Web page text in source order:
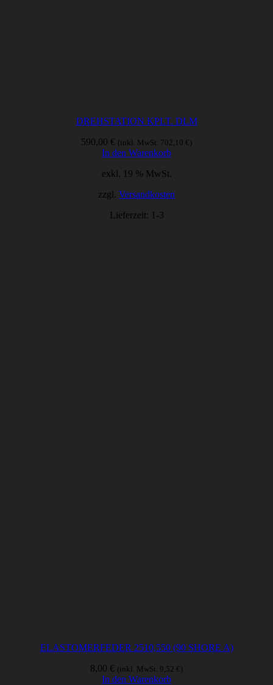
DREHSTATION KPLT. DLM
590,00 € (inkl. MwSt. 702,10 € )
In den Warenkorb
exkl. 19 % MwSt.
zzgl. Versandkosten
Lieferzeit: 1-3
ELASTOMERFEDER 2510,550 (90 SHORE A)
8,00 € (inkl. MwSt. 9,52 € )
In den Warenkorb